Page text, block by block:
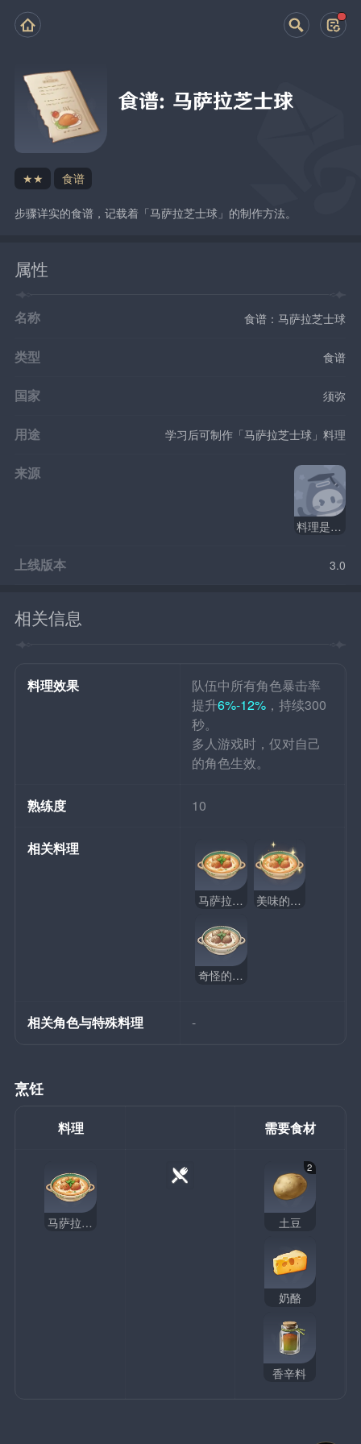
食谱：马萨拉芝士球
★★ 食谱
步骤详实的食谱，记载着「马萨拉芝士球」的制作方法。
属性
名称 食谱：马萨拉芝士球
类型 食谱
国家 须弥
用途 学习后可制作「马萨拉芝士球」料理
来源
料理是思归的香气
上线版本 3.0
相关信息
料理效果
队伍中所有角色暴击率
提升6%-12% ，持续300
秒。
多人游戏时，仅对自己
的角色生效。
熟练度 10
相关料理
马萨拉芝士球 美味的马萨拉芝士球
奇怪的马萨拉芝士球
相关角色与特殊料理 -
烹饪
料理 需要食材
马萨拉芝士球
2
土豆
奶酪
香辛料